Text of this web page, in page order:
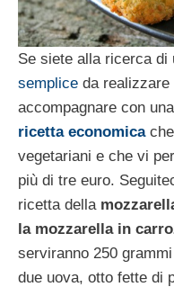
Se siete alla ricerca di
semplice da realizzare
accompagnare con
ricetta economica
vegetariani e che vi
più di tre euro.
ricetta della
la mozzarella in
serviranno 250
due uova, otto fette di